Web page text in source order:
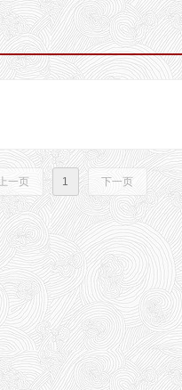
一页 1 下一页